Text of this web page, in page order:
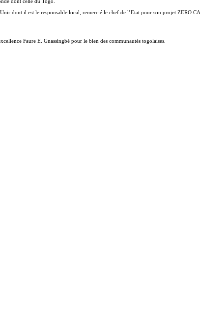
dont il est le responsable local, remercié le chef de l’Etat pour son projet ZERO
Faure E. Gnassingbé pour le bien des communautés togolaises.